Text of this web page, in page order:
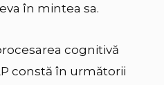
în mintea sa.
cognitivă
constă în următorii